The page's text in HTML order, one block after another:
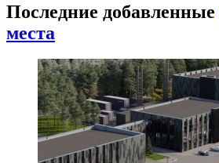
Последние добавленные
места